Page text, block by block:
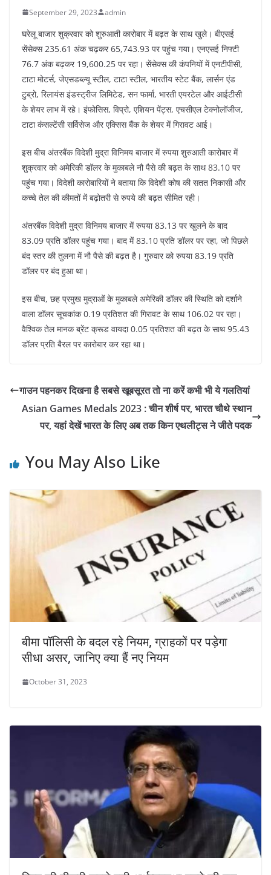
September 29, 2023 admin
घरेलू बाजार शुक्रवार को शुरुआती कारोबार में बढ़त के साथ खुले। बीएसई
सेंसेक्स 235.61 अंक चढ़कर 65,743.93 पर पहुंच गया। एनएसई निफ्टी
76.7 अंक बढ़कर 19,600.25 पर रहा। सेंसेक्स की कंपनियों में एनटीपीसी,
टाटा मोटर्स, जेएसडब्ल्यू स्टील, टाटा स्टील, भारतीय स्टेट बैंक, लार्सन एंड
टुब्रो, रिलायंस इंडस्ट्रीज लिमिटेड, सन फार्मा, भारती एयरटेल और आईटीसी
के शेयर लाभ में रहे। इंफोसिस, विप्रो, एशियन पेंट्स, एचसीएल टेक्नोलॉजीज,
टाटा कंसल्टेंसी सर्विसेज और एक्सिस बैंक के शेयर में गिरावट आई।
इस बीच अंतरबैंक विदेशी मुद्रा विनिमय बाजार में रुपया शुरुआती कारोबार में
शुक्रवार को अमेरिकी डॉलर के मुकाबले नौ पैसे की बढ़त के साथ 83.10 पर
पहुंच गया। विदेशी कारोबारियों ने बताया कि विदेशी कोष की सतत निकासी और
कच्चे तेल की कीमतों में बढ़ोतरी से रुपये की बढ़त सीमित रही।
अंतरबैंक विदेशी मुद्रा विनिमय बाजार में रुपया 83.13 पर खुलने के बाद
83.09 प्रति डॉलर पहुंच गया। बाद में 83.10 प्रति डॉलर पर रहा, जो पिछले
बंद स्तर की तुलना में नौ पैसे की बढ़त है। गुरुवार को रुपया 83.19 प्रति
डॉलर पर बंद हुआ था।
इस बीच, छह प्रमुख मुद्राओं के मुकाबले अमेरिकी डॉलर की स्थिति को दर्शाने
वाला डॉलर सूचकांक 0.19 प्रतिशत की गिरावट के साथ 106.02 पर रहा।
वैश्विक तेल मानक ब्रेंट क्रूड वायदा 0.05 प्रतिशत की बढ़त के साथ 95.43
डॉलर प्रति बैरल पर कारोबार कर रहा था।
गाउन पहनकर दिखना है सबसे खूबसूरत तो ना करें कभी भी ये गलतियां
Asian Games Medals 2023 : चीन शीर्ष पर, भारत चौथे स्थान
पर, यहां देखें भारत के लिए अब तक किन एथलीट्स ने जीते पदक
You May Also Like
बीमा पॉलिसी के बदल रहे नियम, ग्राहकों पर पड़ेगा
सीधा असर, जानिए क्या हैं नए नियम
October 31, 2023